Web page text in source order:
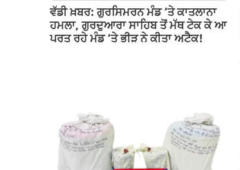
ਵੱਡੀ ਖ਼ਬਰ: ਗੁਰਸਿਮਰਨ ਮੰਡ ‘ਤੇ ਕਾਤਲਾਨਾ
ਹਮਲਾ, ਗੁਰਦੁਆਰਾ ਸਾਹਿਬ ਤੋਂ ਮੱਥ ਟੇਕ ਕੇ ਆ
ਪਰਤ ਰਹੇ ਮੰਡ ‘ਤੇ ਭੀੜ ਨੇ ਕੀਤਾ ਅਟੈਕ!